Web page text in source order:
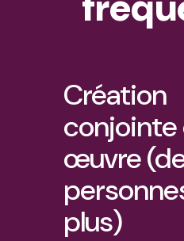
Création
conjointe
œuvre
plus)